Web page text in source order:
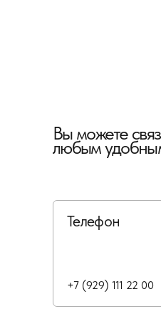
Вы можете
любым
Телефон
+7 (929) 111 22 00